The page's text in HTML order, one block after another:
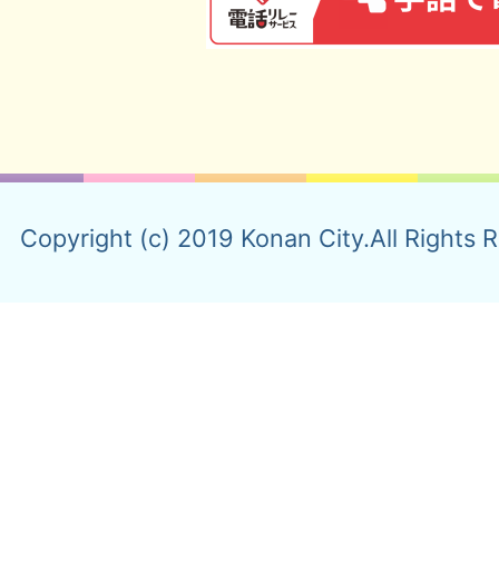
Copyright (c) 2019 Konan City.All Rights